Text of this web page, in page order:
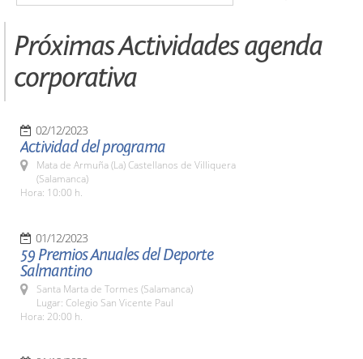
Próximas Actividades agenda
corporativa
02/12/2023
Actividad del programa
Mata de Armuña (La) Castellanos de Villiquera
(Salamanca)
Hora: 10:00 h.
01/12/2023
59 Premios Anuales del Deporte
Salmantino
Santa Marta de Tormes (Salamanca)
Lugar: Colegio San Vicente Paul
Hora: 20:00 h.